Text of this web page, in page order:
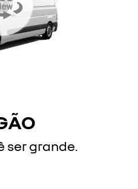
ser grande.